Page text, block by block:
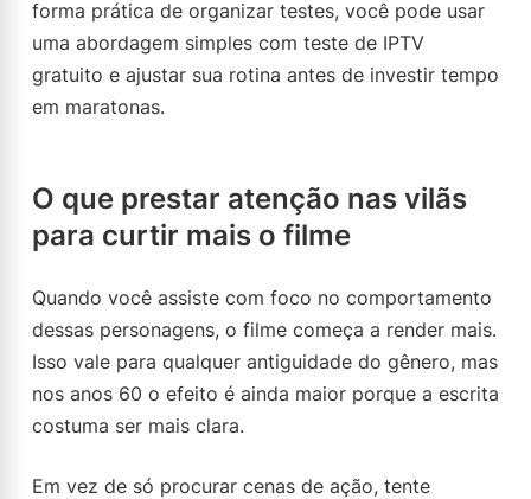
forma prática de organizar testes, você pode usar
uma abordagem simples com teste de IPTV
gratuito e ajustar sua rotina antes de investir tempo
em maratonas.
O que prestar atenção nas vilãs
para curtir mais o filme
Quando você assiste com foco no comportamento
dessas personagens, o filme começa a render mais.
Isso vale para qualquer antiguidade do gênero, mas
nos anos 60 o efeito é ainda maior porque a escrita
costuma ser mais clara.
Em vez de só procurar cenas de ação, tente